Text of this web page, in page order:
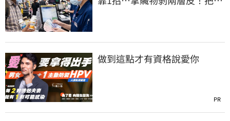
做到這點才有資格說愛你
PR